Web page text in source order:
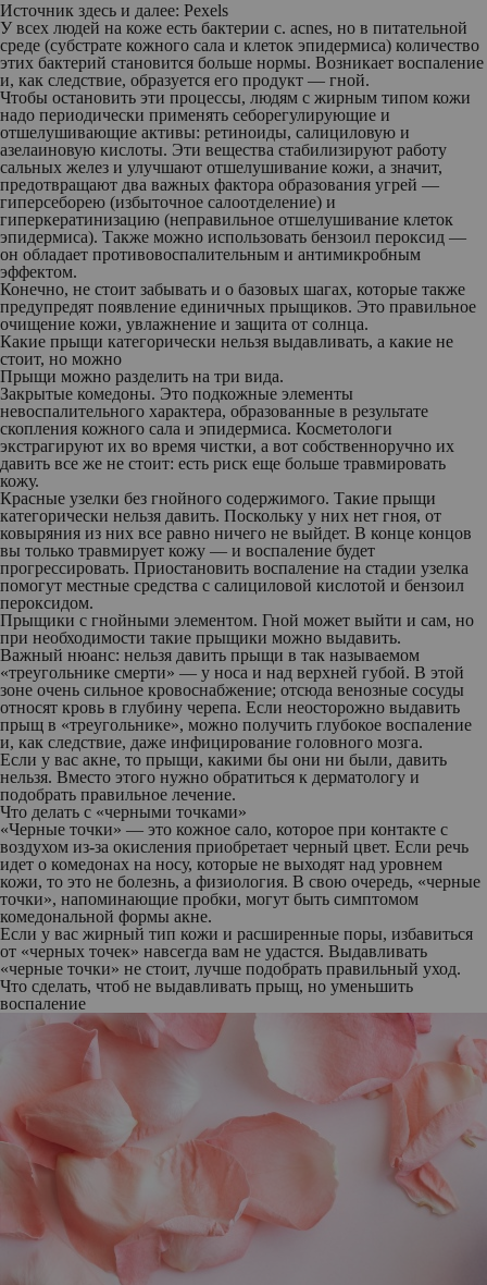
Источник здесь и далее: Pexels
У всех людей на коже есть бактерии c. acnes, но в питательной
среде (субстрате кожного сала и клеток эпидермиса) количество
этих бактерий становится больше нормы. Возникает воспаление
и, как следствие, образуется его продукт — гной.
Чтобы остановить эти процессы, людям с жирным типом кожи
надо периодически применять себорегулирующие и
отшелушивающие активы: ретиноиды, салициловую и
азелаиновую кислоты. Эти вещества стабилизируют работу
сальных желез и улучшают отшелушивание кожи, а значит,
предотвращают два важных фактора образования угрей —
гиперсеборею (избыточное салоотделение) и
гиперкератинизацию (неправильное отшелушивание клеток
эпидермиса). Также можно использовать бензоил пероксид —
он обладает противовоспалительным и антимикробным
эффектом.
Конечно, не стоит забывать и о базовых шагах, которые также
предупредят появление единичных прыщиков. Это правильное
очищение кожи, увлажнение и защита от солнца.
Какие прыщи категорически нельзя выдавливать, а какие не
стоит, но можно
Прыщи можно разделить на три вида.
Закрытые комедоны. Это подкожные элементы
невоспалительного характера, образованные в результате
скопления кожного сала и эпидермиса. Косметологи
экстрагируют их во время чистки, а вот собственноручно их
давить все же не стоит: есть риск еще больше травмировать
кожу.
Красные узелки без гнойного содержимого. Такие прыщи
категорически нельзя давить. Поскольку у них нет гноя, от
ковыряния из них все равно ничего не выйдет. В конце концов
вы только травмирует кожу — и воспаление будет
прогрессировать. Приостановить воспаление на стадии узелка
помогут местные средства с салициловой кислотой и бензоил
пероксидом.
Прыщики с гнойными элементом. Гной может выйти и сам, но
при необходимости такие прыщики можно выдавить.
Важный нюанс: нельзя давить прыщи в так называемом
«треугольнике смерти» — у носа и над верхней губой. В этой
зоне очень сильное кровоснабжение; отсюда венозные сосуды
относят кровь в глубину черепа. Если неосторожно выдавить
прыщ в «треугольнике», можно получить глубокое воспаление
и, как следствие, даже инфицирование головного мозга.
Если у вас акне, то прыщи, какими бы они ни были, давить
нельзя. Вместо этого нужно обратиться к дерматологу и
подобрать правильное лечение.
Что делать с «черными точками»
«Черные точки» — это кожное сало, которое при контакте с
воздухом из-за окисления приобретает черный цвет. Если речь
идет о комедонах на носу, которые не выходят над уровнем
кожи, то это не болезнь, а физиология. В свою очередь, «черные
точки», напоминающие пробки, могут быть симптомом
комедональной формы акне.
Если у вас жирный тип кожи и расширенные поры, избавиться
от «черных точек» навсегда вам не удастся. Выдавливать
«черные точки» не стоит, лучше подобрать правильный уход.
Что сделать, чтоб не выдавливать прыщ, но уменьшить
воспаление